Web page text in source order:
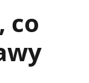
co